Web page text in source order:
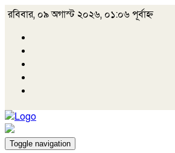
রবিবার, ০৯ অগাস্ট ২০২৬, ০১:০৬ পূর্বাহ্ন
Toggle navigation